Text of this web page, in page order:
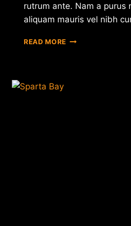
rutrum ante. Nam a purus
aliquam mauris vel nibh
READ MORE CASH